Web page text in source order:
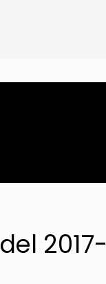
del 2017-